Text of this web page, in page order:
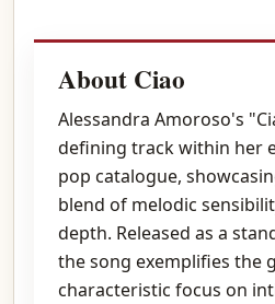
About Ciao
Alessandra Amoroso's
defining track within her
pop catalogue,
blend of melodic
depth. Released as a
the song exemplifies the
characteristic focus on